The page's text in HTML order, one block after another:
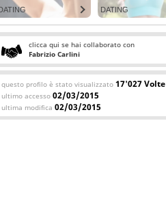
clicca qui se hai collaborato con
Fabrizio Carlini
questo profilo è stato visualizzato 17'027 Volte
ultimo accesso 02/03/2015
ultima modifica 02/03/2015